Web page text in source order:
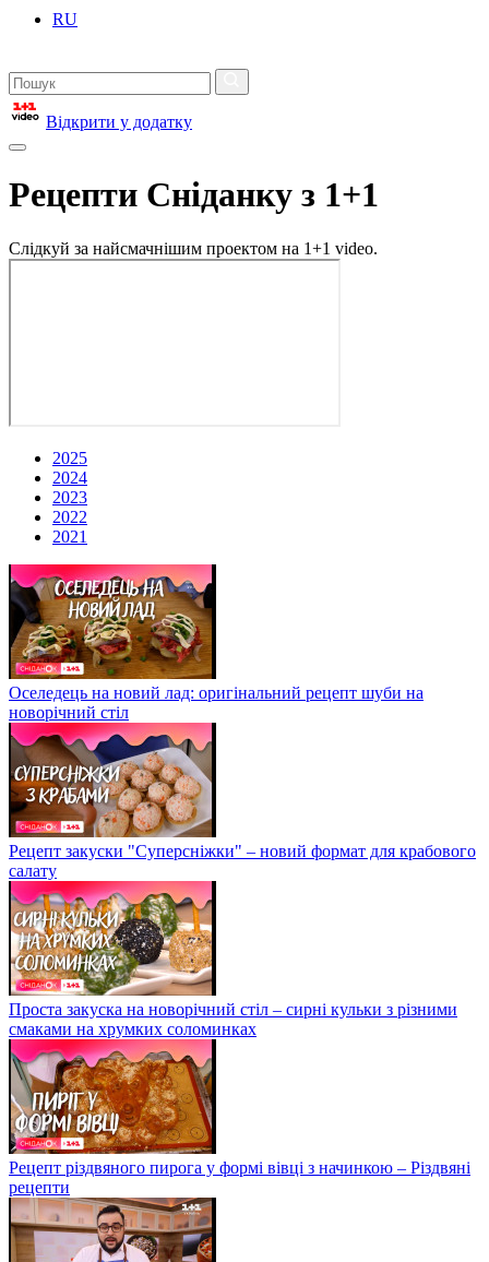
RU
Відкрити у додатку
Рецепти Сніданку з 1+1
Слідкуй за найсмачнішим проектом на 1+1 video.
2025
2024
2023
2022
2021
Оселедець на новий лад: оригінальний рецепт шуби на
новорічний стіл
Рецепт закуски "Суперсніжки" – новий формат для крабового
салату
Проста закуска на новорічний стіл – сирні кульки з різними
смаками на хрумких соломинках
Рецепт різдвяного пирога у формі вівці з начинкою – Різдвяні
рецепти